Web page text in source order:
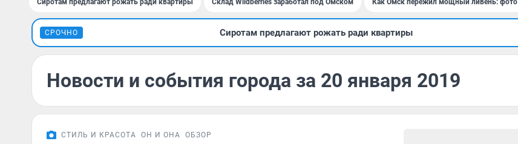
Сиротам предлагают рожать ради квартиры Склад Wildberries заработал под Омском Как Омск пережил мощный ливень: фото
СРОЧНО Сиротам предлагают рожать ради квартиры
Новости и события города за 20 января 2019
СТИЛЬ И КРАСОТА ОН И ОНА ОБЗОР